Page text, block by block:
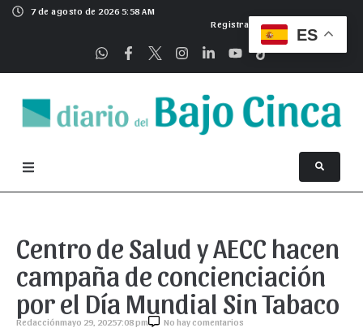
7 de agosto de 2026 5:58 AM
Registrarse
Centro de Salud y AECC hacen
campaña de concienciación
por el Día Mundial Sin Tabaco
Redacciónmayo 29, 20257:08 pm No hay comentarios
ES